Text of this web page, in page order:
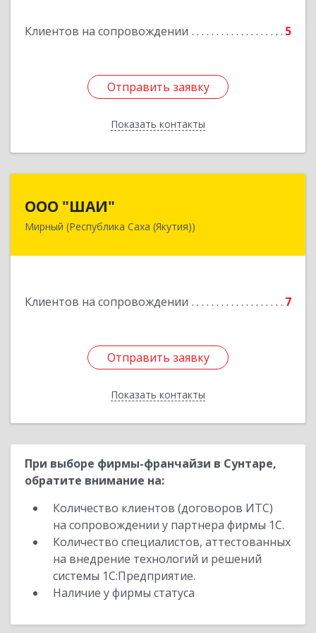
Клиентов на сопровождении 5
Отправить заявку
Показать контакты
Подробнее
Отправить заявку
Назад
ООО "ШАИ"
Мирный (Республика Саха (Якутия))
Клиентов на сопровождении 7
Отправить заявку
Показать контакты
678175, Республика Саха (Якутия), у.
Подробнее
Отправить заявку
Назад
При выборе фирмы-франчайзи в Сунтаре,
обратите внимание на:
Количество клиентов (договоров ИТС)
на сопровождении у партнера фирмы 1С.
Количество специалистов, аттестованных
на внедрение технологий и решений
системы 1С:Предприятие.
Наличие у фирмы статуса